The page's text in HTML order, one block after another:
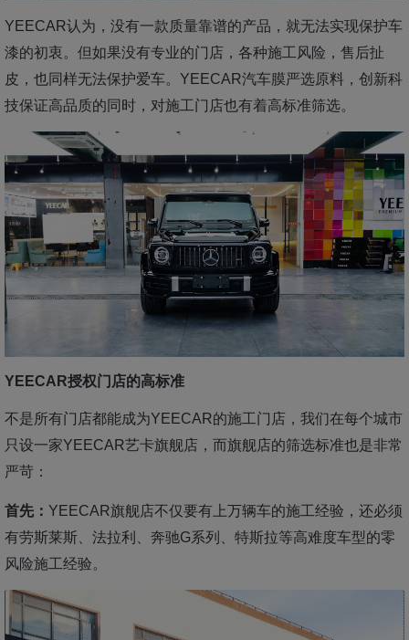
YEECAR认为，没有一款质量靠谱的产品，就无法实现保护车
漆的初衷。但如果没有专业的门店，各种施工风险，售后扯
皮，也同样无法保护爱车。YEECAR汽车膜严选原料，创新科
技保证高品质的同时，对施工门店也有着高标准筛选。
YEECAR授权门店的高标准
不是所有门店都能成为YEECAR的施工门店，我们在每个城市
只设一家YEECAR艺卡旗舰店，而旗舰店的筛选标准也是非常
严苛：
首先： YEECAR旗舰店不仅要有上万辆车的施工经验，还必须
有劳斯莱斯、法拉利、奔驰G系列、特斯拉等高难度车型的零
风险施工经验。